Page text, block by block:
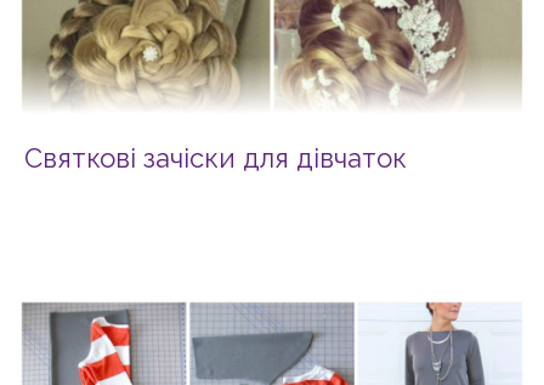
Святкові зачіски для дівчаток